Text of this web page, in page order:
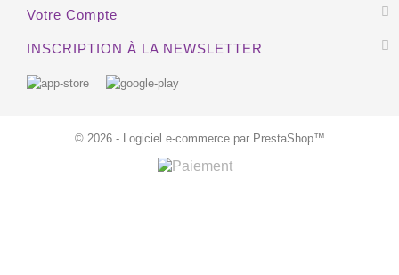
Votre Compte
INSCRIPTION À LA NEWSLETTER
© 2026 - Logiciel e-commerce par PrestaShop™